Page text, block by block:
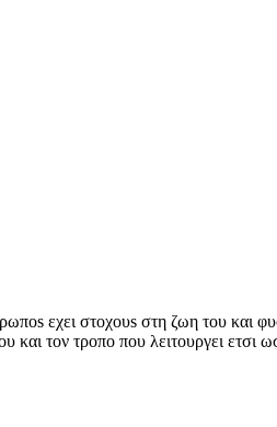
εχει στοχουs στη ζωη του και
τον τροπο που λειτουργει ετσι